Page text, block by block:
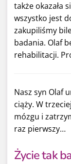
także okazała
wszystko jest
zakupiliśmy
badania. Olaf
rehabilitacji.
Nasz syn Olaf
ciąży. W
mózgu i
raz pierwszy…
Życie tak